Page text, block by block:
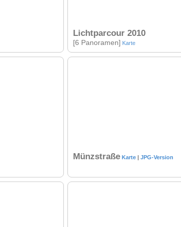
Lichtparcour 2010
[6 Panoramen] Karte
Münzstraße Karte JPG-Version